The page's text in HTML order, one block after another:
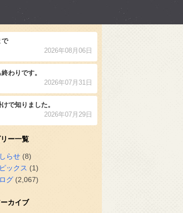
で
2026年08月06日
わりです。
2026年07月31日
で知りました。
2026年07月29日
ー一覧
らせ(8)
ックス (1)
グ(2,067)
カイブ